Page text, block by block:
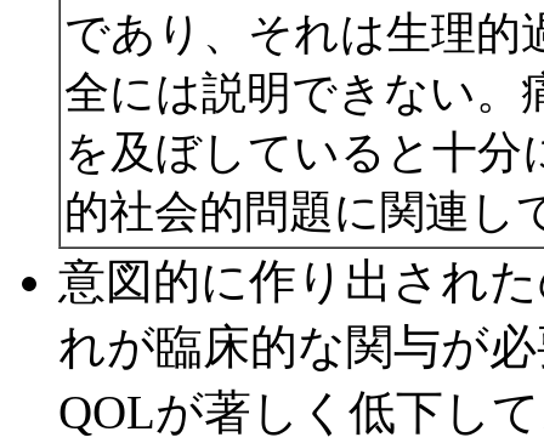
であり、それは生理的
全には説明できない。
を及ぼしていると十分
的社会的問題に関連し
意図的に作り出され
れが臨床的な関与が
QOLが著しく低下し